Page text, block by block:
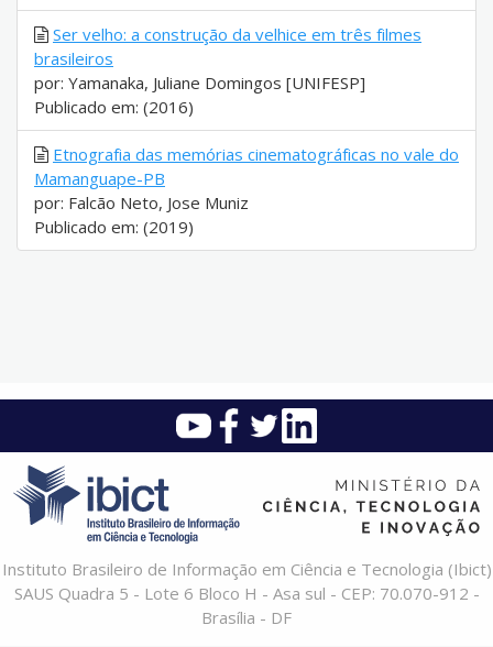
Ser velho: a construção da velhice em três filmes
brasileiros
por: Yamanaka, Juliane Domingos [UNIFESP]
Publicado em: (2016)
Etnografia das memórias cinematográficas no vale do
Mamanguape-PB
por: Falcão Neto, Jose Muniz
Publicado em: (2019)
Instituto Brasileiro de Informação em Ciência e Tecnologia (Ibict)
SAUS Quadra 5 - Lote 6 Bloco H - Asa sul - CEP: 70.070-912 -
Brasília - DF